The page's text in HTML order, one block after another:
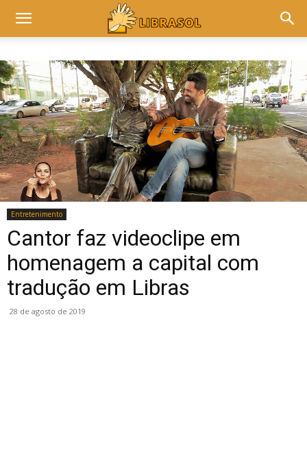
Entretenimento
Cantor faz videoclipe em
homenagem a capital com
tradução em Libras
28 de agosto de 2019